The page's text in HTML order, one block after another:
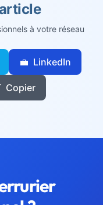
à votre réseau
💼 LinkedIn
Copier